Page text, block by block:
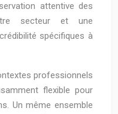
attentive des
secteur et une
spécifiques à
professionnels
flexible pour
Un même ensemble